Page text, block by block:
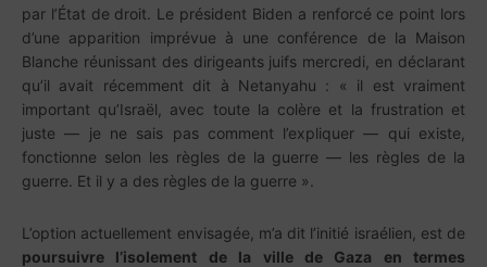
par l’État de droit. Le président Biden a renforcé ce point lors
d’une apparition imprévue à une conférence de la Maison
Blanche réunissant des dirigeants juifs mercredi, en déclarant
qu’il avait récemment dit à Netanyahu : « il est vraiment
important qu’Israël, avec toute la colère et la frustration et
juste — je ne sais pas comment l’expliquer — qui existe,
fonctionne selon les règles de la guerre — les règles de la
guerre. Et il y a des règles de la guerre ».
L’option actuellement envisagée, m’a dit l’initié israélien, est de
poursuivre l’isolement de la ville de Gaza en termes